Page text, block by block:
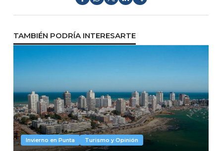
TAMBIÉN PODRÍA INTERESARTE
Invierno en Punta Turismo y Opinión